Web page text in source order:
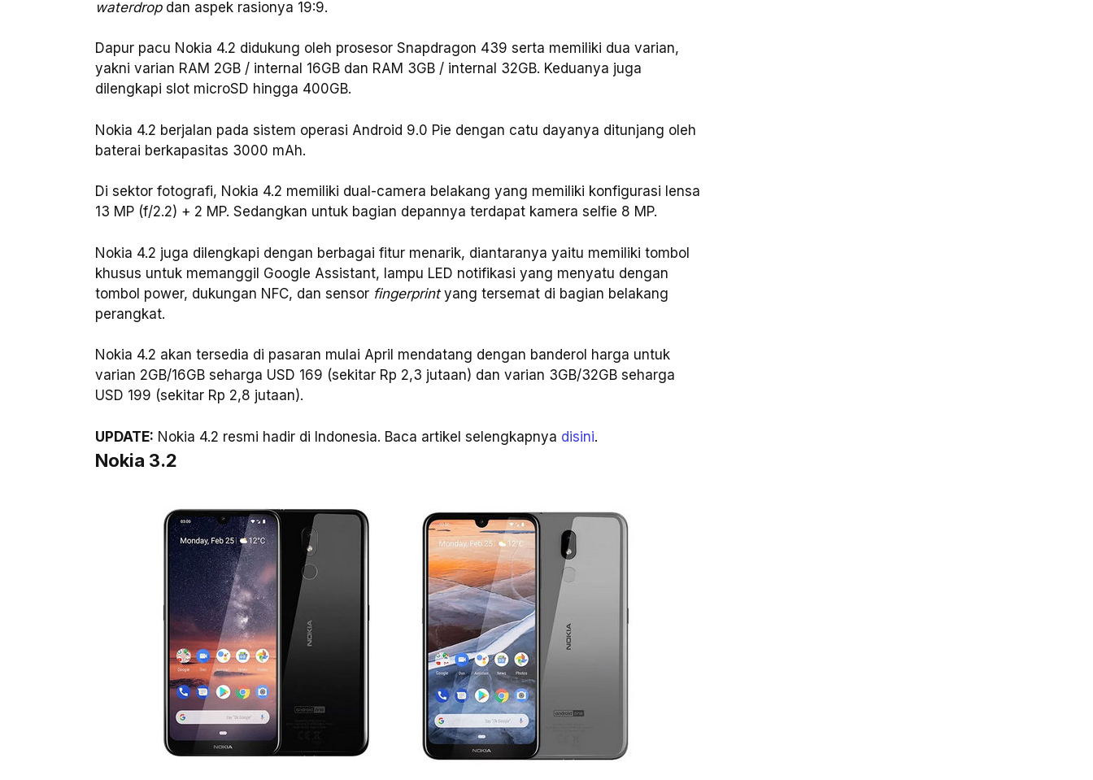
waterdrop dan aspek rasionya 19:9.
Dapur pacu Nokia 4.2 didukung oleh prosesor Snapdragon 439 serta memiliki dua varian,
yakni varian RAM 2GB / internal 16GB dan RAM 3GB / internal 32GB. Keduanya juga
dilengkapi slot microSD hingga 400GB.
Nokia 4.2 berjalan pada sistem operasi Android 9.0 Pie dengan catu dayanya ditunjang oleh
baterai berkapasitas 3000 mAh.
Di sektor fotografi, Nokia 4.2 memiliki dual-camera belakang yang memiliki konfigurasi lensa
13 MP (f/2.2) + 2 MP. Sedangkan untuk bagian depannya terdapat kamera selfie 8 MP.
Nokia 4.2 juga dilengkapi dengan berbagai fitur menarik, diantaranya yaitu memiliki tombol
khusus untuk memanggil Google Assistant, lampu LED notifikasi yang menyatu dengan
tombol power, dukungan NFC, dan sensor fingerprint yang tersemat di bagian belakang
perangkat.
Nokia 4.2 akan tersedia di pasaran mulai April mendatang dengan banderol harga untuk
varian 2GB/16GB seharga USD 169 (sekitar Rp 2,3 jutaan) dan varian 3GB/32GB seharga
USD 199 (sekitar Rp 2,8 jutaan).
UPDATE: Nokia 4.2 resmi hadir di Indonesia. Baca artikel selengkapnya disini.
Nokia 3.2